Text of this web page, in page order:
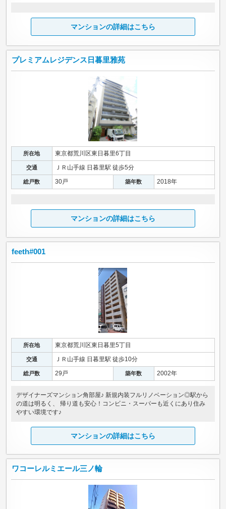
マンションの詳細はこちら
プレミアムレジデンス日暮里雅苑
所在地 東京都荒川区東日暮里6丁目
交通 ＪＲ山手線 日暮里駅 徒歩5分
総戸数 30戸 築年数 2018年
マンションの詳細はこちら
feeth#001
所在地 東京都荒川区東日暮里5丁目
交通 ＪＲ山手線 日暮里駅 徒歩10分
総戸数 29戸 築年数 2002年
デザイナーズマンション角部屋♪ 新規内装フルリノベーション◎駅から
の道は明るく、 帰り道も安心！コンビニ・スーパーも近くにあり住み
やすい環境です♪
マンションの詳細はこちら
ワコーレルミエール三ノ輪